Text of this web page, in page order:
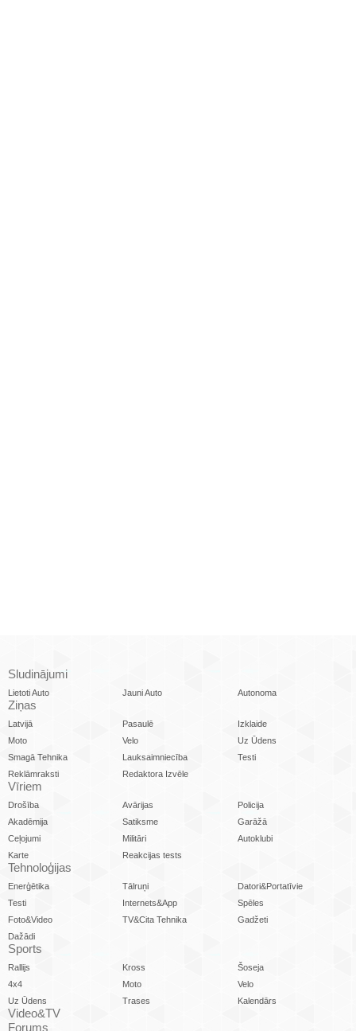
Sludinājumi
Lietoti Auto Jauni Auto Autonoma
Ziņas
Latvijā Pasaulē
Izklaide
Moto
Velo
Uz Ūdens
Smagā Tehnika
Lauksaimniecība
Testi
Reklāmraksti
Redaktora Izvēle
Vīriem
Drošība Avārijas
Policija
Akadēmija
Satiksme
Garāžā
Ceļojumi
Militāri
Autoklubi
Karte
Reakcijas tests
Tehnoloģijas
Enerģētika Tālruņi
Datori&Portatīvie
Testi
Internets&App
Spēles
Foto&Video
TV&Cita Tehnika
Gadžeti
Dažādi
Sports
Rallijs Kross
Šoseja
4x4
Moto
Velo
Uz Ūdens
Trases Kalendārs
Video&TV
Forums